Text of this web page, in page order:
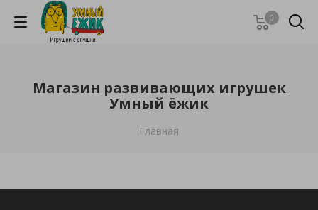
0
Магазин развивающих игрушек
Умный ёжик
Главная